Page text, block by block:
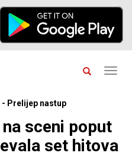
- Prelijep nastup
sceni poput
set hitova